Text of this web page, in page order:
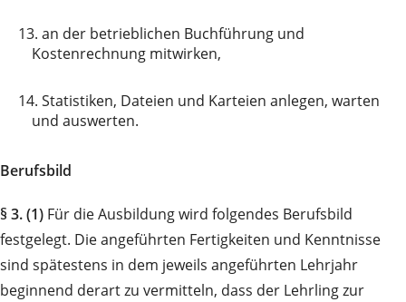
13. an der betrieblichen Buchführung und
Kostenrechnung mitwirken,
14. Statistiken, Dateien und Karteien anlegen, warten
und auswerten.
Berufsbild
§ 3. (1) Für die Ausbildung wird folgendes Berufsbild
festgelegt. Die angeführten Fertigkeiten und Kenntnisse
sind spätestens in dem jeweils angeführten Lehrjahr
beginnend derart zu vermitteln, dass der Lehrling zur